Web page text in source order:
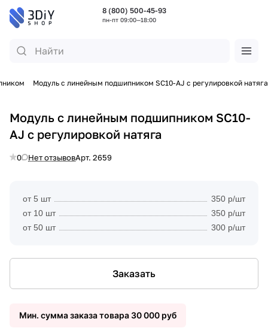
8 (800) 500-45-93
пн-пт 09:00—18:00
Модуль с линейным подшипником SC10-AJ с регулировкой натяга
Модуль с линейным подшипником SC10-
AJ с регулировкой натяга
0 Нет отзывовАрт. 2659
от 5 шт
350 р/шт
от 10 шт
350 р/шт
от 50 шт
300 р/шт
Заказать
Мин. сумма заказа товара 30 000 руб